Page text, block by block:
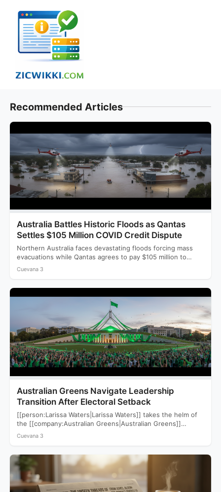
content
Recommended Articles
Australia Battles Historic Floods as Qantas
Settles $105 Million COVID Credit Dispute
Northern Australia faces devastating floods forcing mass
evacuations while Qantas agrees to pay $105 million to
settle a…
Cuevana 3
Australian Greens Navigate Leadership
Transition After Electoral Setback
[[person:Larissa Waters|Larissa Waters]] takes the helm of
the [[company:Australian Greens|Australian Greens]]
following a devastating 2025 election that saw…
Cuevana 3